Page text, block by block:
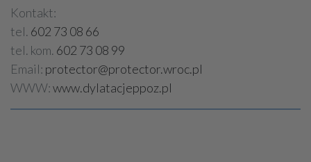
Kontakt:
tel. 602 73 08 66
tel. kom. 602 73 08 99
Email: protector@protector.wroc.pl
WWW:www.dylatacjeppoz.pl